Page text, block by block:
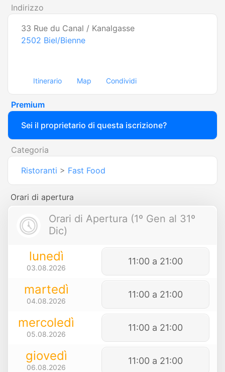
Indirizzo
33 Rue du Canal / Kanalgasse
2502 Biel/Bienne
Itinerario Map Condividi
Premium
Sei il proprietario di questa iscrizione?
Categoria
Ristoranti > Fast Food
Orari di apertura
Orari di Apertura (1º Gen al 31º
Dic)
lunedì
03.08.2026
11:00 a 21:00
martedì
04.08.2026
11:00 a 21:00
mercoledì
05.08.2026
11:00 a 21:00
giovedì
06.08.2026
11:00 a 21:00